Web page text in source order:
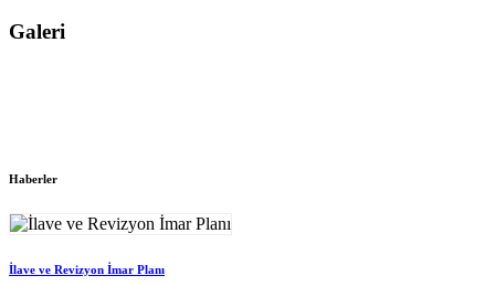
Galeri
Haberler
İlave ve Revizyon İmar Planı